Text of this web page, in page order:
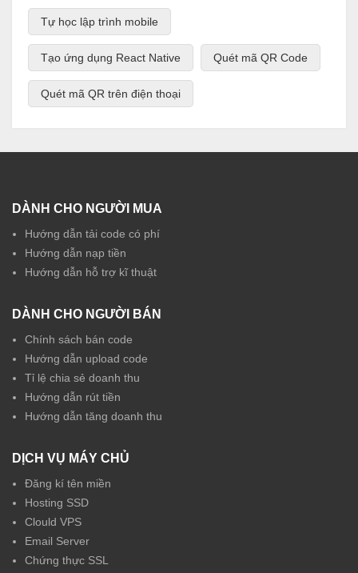
Tự học lập trình mobile
Tạo ứng dụng React Native Quét mã QR Code
Quét mã QR trên điện thoại
DÀNH CHO NGƯỜI MUA
Hướng dẫn tải code có phí
Hướng dẫn nạp tiền
Hướng dẫn hỗ trợ kĩ thuật
DÀNH CHO NGƯỜI BÁN
Chính sách bán code
Hướng dẫn upload code
Tỉ lệ chia sẻ doanh thu
Hướng dẫn rút tiền
Hướng dẫn tăng doanh thu
DỊCH VỤ MÁY CHỦ
Đăng kí tên miền
Hosting SSD
Clould VPS
Email Server
Chứng thực SSL